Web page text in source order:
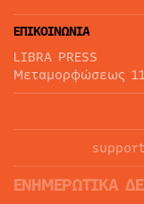
ΕΠΙΚΟΙΝΩΝΙΑ
LIBRA PRESS
Μεταμορφώσεως
ΕΝΗΜΕΡΩΤΙΚΑ